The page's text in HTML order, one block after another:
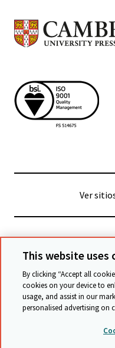
Ver
© Cambridge
Términos y
Declaración
This website uses
By clicking “Accept all
cookies on your device to
usage, and assist in our
personalised advertising on